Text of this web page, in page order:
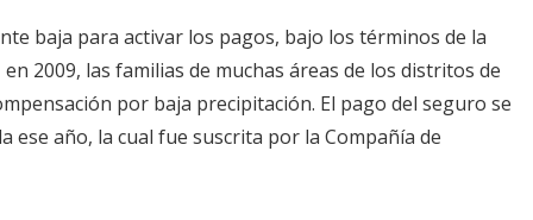
baja para activar los pagos, bajo los términos de la
2009, las familias de muchas áreas de los distritos de
por baja precipitación. El pago del seguro se
ese año, la cual fue suscrita por la Compañía de